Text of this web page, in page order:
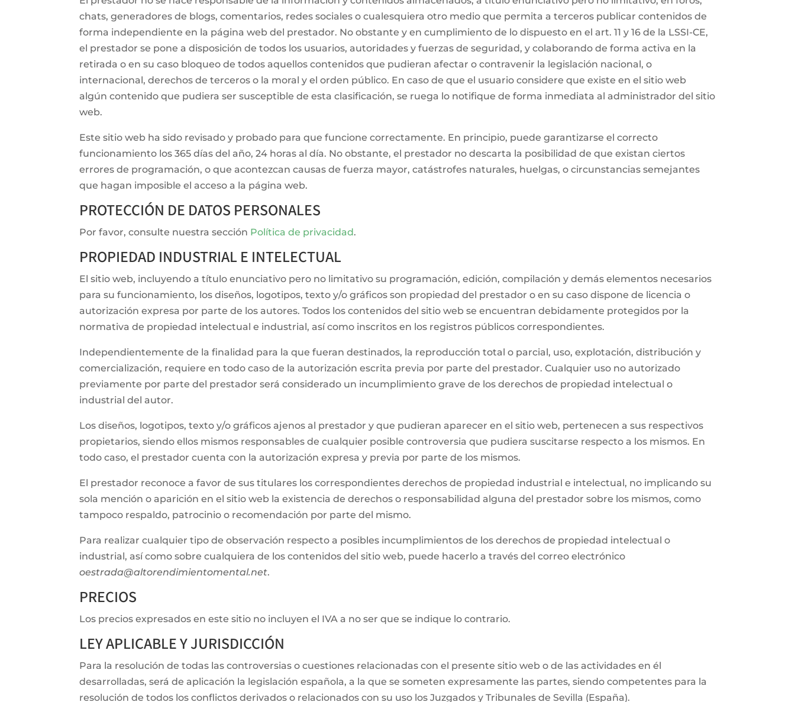
chats, generadores de blogs, comentarios, redes sociales o cualesquiera otro medio que permita a terceros publicar contenidos de
forma independiente en la página web del prestador. No obstante y en cumplimiento de lo dispuesto en el art. 11 y 16 de la LSSI-CE,
el prestador se pone a disposición de todos los usuarios, autoridades y fuerzas de seguridad, y colaborando de forma activa en la
retirada o en su caso bloqueo de todos aquellos contenidos que pudieran afectar o contravenir la legislación nacional, o
internacional, derechos de terceros o la moral y el orden público. En caso de que el usuario considere que existe en el sitio web
algún contenido que pudiera ser susceptible de esta clasificación, se ruega lo notifique de forma inmediata al administrador del sitio
web.
Este sitio web ha sido revisado y probado para que funcione correctamente. En principio, puede garantizarse el correcto
funcionamiento los 365 días del año, 24 horas al día. No obstante, el prestador no descarta la posibilidad de que existan ciertos
errores de programación, o que acontezcan causas de fuerza mayor, catástrofes naturales, huelgas, o circunstancias semejantes
que hagan imposible el acceso a la página web.
PROTECCIÓN DE DATOS PERSONALES
Por favor, consulte nuestra sección Política de privacidad .
PROPIEDAD INDUSTRIAL E INTELECTUAL
El sitio web, incluyendo a título enunciativo pero no limitativo su programación, edición, compilación y demás elementos necesarios
para su funcionamiento, los diseños, logotipos, texto y/o gráficos son propiedad del prestador o en su caso dispone de licencia o
autorización expresa por parte de los autores. Todos los contenidos del sitio web se encuentran debidamente protegidos por la
normativa de propiedad intelectual e industrial, así como inscritos en los registros públicos correspondientes.
Independientemente de la finalidad para la que fueran destinados, la reproducción total o parcial, uso, explotación, distribución y
comercialización, requiere en todo caso de la autorización escrita previa por parte del prestador. Cualquier uso no autorizado
previamente por parte del prestador será considerado un incumplimiento grave de los derechos de propiedad intelectual o
industrial del autor.
Los diseños, logotipos, texto y/o gráficos ajenos al prestador y que pudieran aparecer en el sitio web, pertenecen a sus respectivos
propietarios, siendo ellos mismos responsables de cualquier posible controversia que pudiera suscitarse respecto a los mismos. En
todo caso, el prestador cuenta con la autorización expresa y previa por parte de los mismos.
El prestador reconoce a favor de sus titulares los correspondientes derechos de propiedad industrial e intelectual, no implicando su
sola mención o aparición en el sitio web la existencia de derechos o responsabilidad alguna del prestador sobre los mismos, como
tampoco respaldo, patrocinio o recomendación por parte del mismo.
Para realizar cualquier tipo de observación respecto a posibles incumplimientos de los derechos de propiedad intelectual o
industrial, así como sobre cualquiera de los contenidos del sitio web, puede hacerlo a través del correo electrónico
oestrada@altorendimientomental.net.
PRECIOS
Los precios expresados en este sitio no incluyen el IVA a no ser que se indique lo contrario.
LEY APLICABLE Y JURISDICCIÓN
Para la resolución de todas las controversias o cuestiones relacionadas con el presente sitio web o de las actividades en él
desarrolladas, será de aplicación la legislación española, a la que se someten expresamente las partes, siendo competentes para la
resolución de todos los conflictos derivados o relacionados con su uso los Juzgados y Tribunales de Sevilla (España).